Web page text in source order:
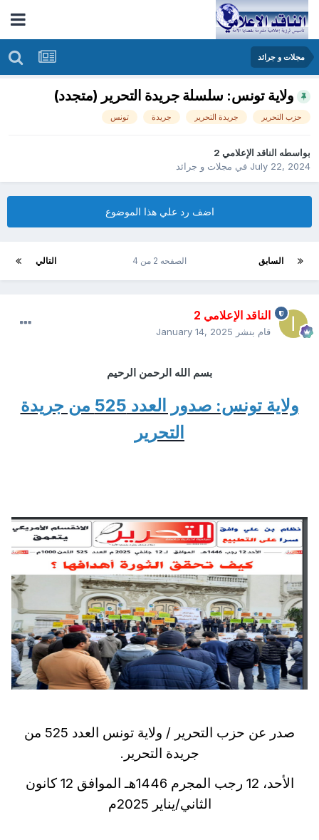
مجلات و جرائد
ولاية تونس: سلسلة جريدة التحرير (متجدد)
حزب التحرير جريدة التحرير جريدة تونس
بواسطهالناقد الإعلامي 2
July 22, 2024في مجلات و جرائد
اضف رد علي هذا الموضوع
السابق التالي الصفحه 2 من 4
الناقد الإعلامي 2
قام بنشر January 14, 2025
بسم الله الرحمن الرحيم
ولاية تونس: صدور العدد 525 من جريدة
التحرير
صدر عن حزب التحرير / ولاية تونس العدد 525 من
جريدة التحرير.
الأحد، 12 رجب المجرم 1446هـ الموافق 12 كانون
الثاني/يناير 2025م